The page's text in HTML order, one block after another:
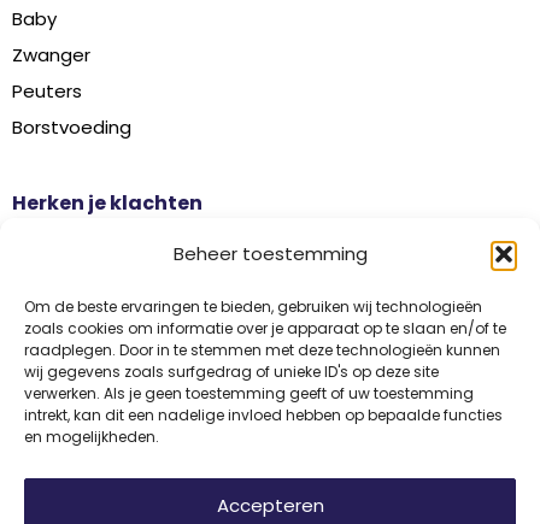
Beheer toestemming
Om de beste ervaringen te bieden, gebruiken wij technologieën
zoals cookies om informatie over je apparaat op te slaan en/of te
raadplegen. Door in te stemmen met deze technologieën kunnen
wij gegevens zoals surfgedrag of unieke ID's op deze site
verwerken. Als je geen toestemming geeft of uw toestemming
intrekt, kan dit een nadelige invloed hebben op bepaalde functies
en mogelijkheden.
Accepteren
Baby
Zwanger
Peuters
Borstvoeding
Herken je klachten
Griep
Haaruitval
Overgangsklachten
DisclaimerPrivacyAlgemene voorwaarden